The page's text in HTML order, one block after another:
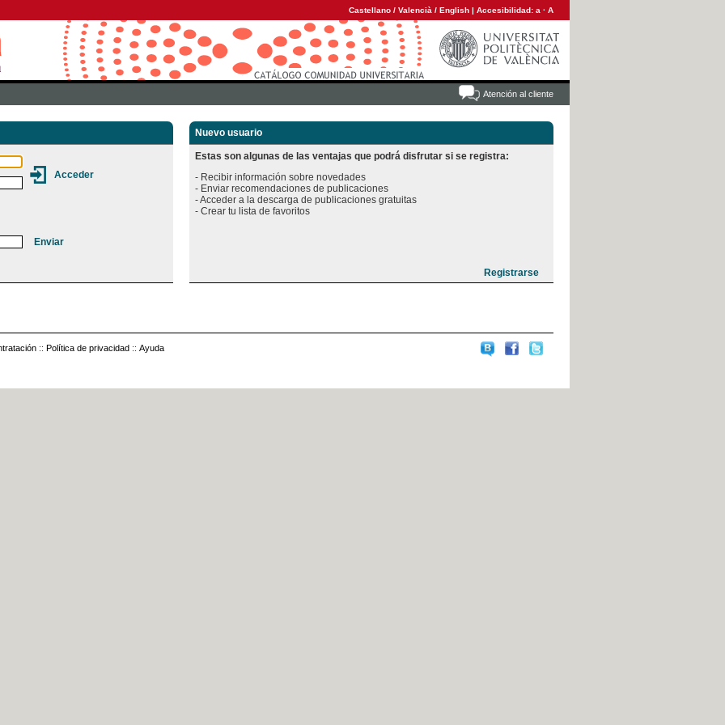
Castellano / Valencià / English | Accesibilidad: a · A
Atención al cliente
Nuevo usuario
Estas son algunas de las ventajas que podrá disfrutar si se registra:
- Recibir información sobre novedades
- Enviar recomendaciones de publicaciones
- Acceder a la descarga de publicaciones gratuitas
:: Política de privacidad :: Ayuda